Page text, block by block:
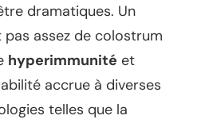
dramatiques. Un
assez de colostrum
hyperimmunité et
accrue à diverses
telles que la